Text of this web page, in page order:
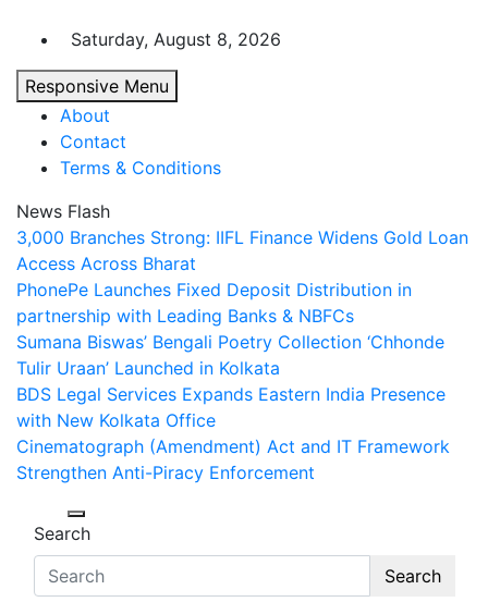
content
Saturday, August 8, 2026
Responsive Menu
About
Contact
Terms & Conditions
News Flash
3,000 Branches Strong: IIFL Finance Widens Gold Loan
Access Across Bharat
PhonePe Launches Fixed Deposit Distribution in
partnership with Leading Banks & NBFCs
Sumana Biswas’ Bengali Poetry Collection ‘Chhonde
Tulir Uraan’ Launched in Kolkata
BDS Legal Services Expands Eastern India Presence
with New Kolkata Office
Cinematograph (Amendment) Act and IT Framework
Strengthen Anti-Piracy Enforcement
Search
Search